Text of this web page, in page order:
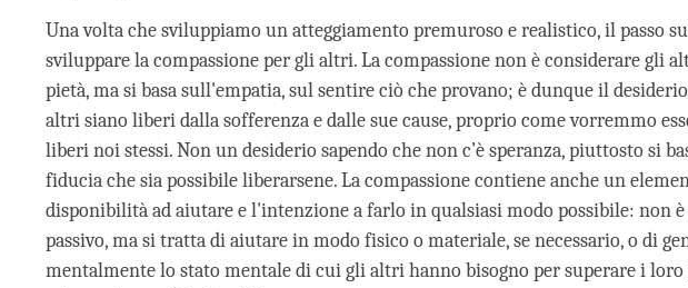
Una volta che sviluppiamo un atteggiamento premuroso e realistico, il passo
sviluppare la compassione per gli altri. La compassione non è considerare gli
pietà, ma si basa sull'empatia, sul sentire ciò che provano; è dunque il
altri siano liberi dalla sofferenza e dalle sue cause, proprio come vorremmo
liberi noi stessi. Non un desiderio sapendo che non c’è speranza, piuttosto si
fiducia che sia possibile liberarsene. La compassione contiene anche un
disponibilità ad aiutare e l'intenzione a farlo in qualsiasi modo possibile: non è
passivo, ma si tratta di aiutare in modo fisico o materiale, se necessario, o di
mentalmente lo stato mentale di cui gli altri hanno bisogno per superare i